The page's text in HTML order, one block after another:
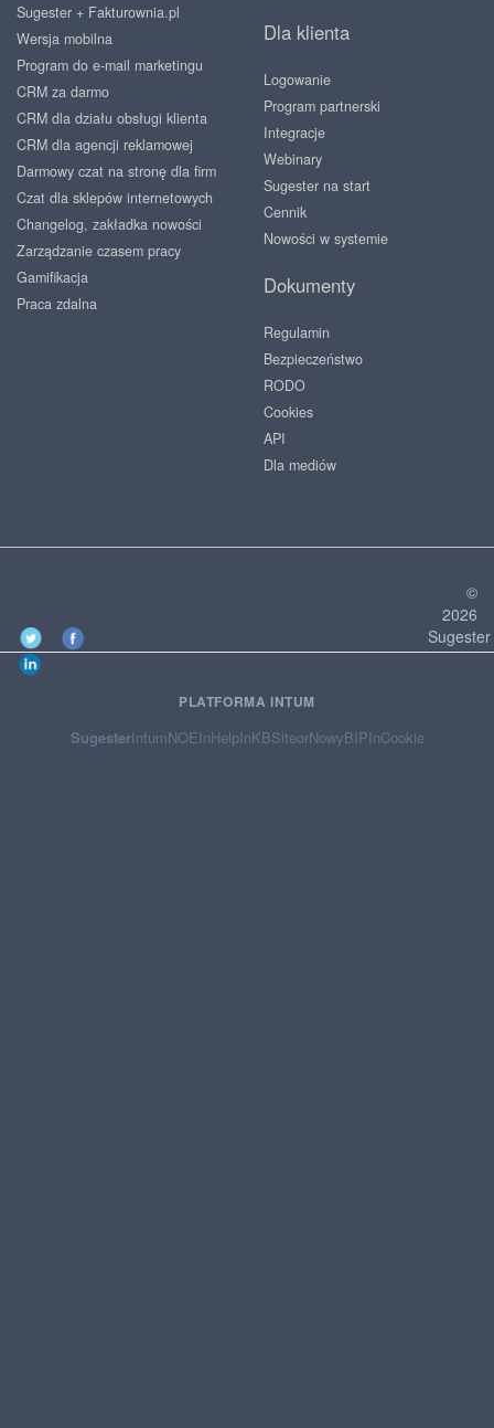
Sugester + Fakturownia.pl
Wersja mobilna
Program do e-mail marketingu
CRM za darmo
CRM dla działu obsługi klienta
CRM dla agencji reklamowej
Darmowy czat na stronę dla firm
Czat dla sklepów internetowych
Changelog, zakładka nowości
Zarządzanie czasem pracy
Gamifikacja
Praca zdalna
Dla klienta
Logowanie
Program partnerski
Integracje
Webinary
Sugester na start
Cennik
Nowości w systemie
Dokumenty
Regulamin
Bezpieczeństwo
RODO
Cookies
API
Dla mediów
©
2026
Sugester
PLATFORMA INTUM
SugesterIntumNOEInHelpInKBSiteorNowyBIPInCookie